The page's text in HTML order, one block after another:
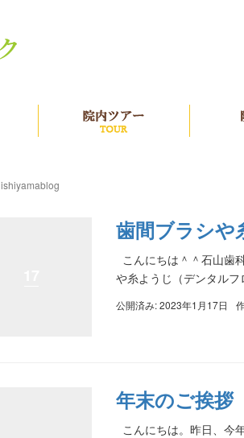
治療の流れ 院内ツア
ishiyamablog
歯間ブラシや
こんにちは＾＾石山歯
や糸ようじ（デンタル
公開済み: 2023年1月17日
年末のご挨拶
こんにちは。昨日、今